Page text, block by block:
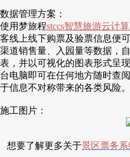
数据管理方案：
使用梦旅程stccs智慧旅游云计
客线上线下购票及验票信息便
渠道销售量、入园量等数据，
表，并以可视化的图表形式呈
台电脑即可在任何地方随时查
于信息不对称带来的各类风险。
施工图片：
想要了解更多关于景区票务系